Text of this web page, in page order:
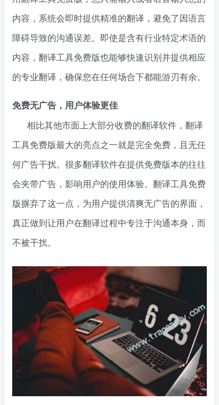
内容，系统会即时提供精准的翻译，避免了因语言
障碍导致的沟通误差。即使是含有行业特定术语的
内容，翻译工具免费版也能够快速识别并提供相应
的专业翻译，确保您在任何场合下都能游刃有余。
免费无广告，用户体验更佳
相比其他市面上大部分收费的翻译软件，翻译
工具免费版最大的亮点之一就是完全免费，且无任
何广告干扰。很多翻译软件在提供免费版本的往往
会夹带广告，影响用户的使用体验。翻译工具免费
版摒弃了这一点，为用户提供清爽无广告的界面，
真正做到让用户在翻译过程中专注于沟通本身，而
不被干扰。